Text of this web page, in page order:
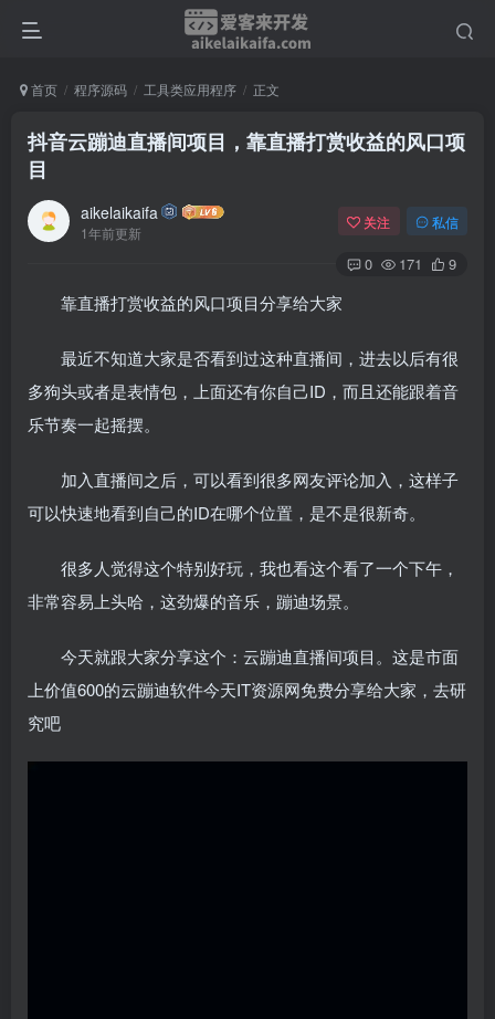
首页 程序源码 工具类应用程序 正文
抖音云蹦迪直播间项目，靠直播打赏收益的风口项
目
aikelaikaifa
1年前更新
关注 私信
0 171 9
靠直播打赏收益的风口项目分享给大家
最近不知道大家是否看到过这种直播间，进去以后有很
多狗头或者是表情包，上面还有你自己ID，而且还能跟着音
乐节奏一起摇摆。
加入直播间之后，可以看到很多网友评论加入，这样子
可以快速地看到自己的ID在哪个位置，是不是很新奇。
很多人觉得这个特别好玩，我也看这个看了一个下午，
非常容易上头哈，这劲爆的音乐，蹦迪场景。
今天就跟大家分享这个：云蹦迪直播间项目。这是市面
上价值600的云蹦迪软件今天IT资源网免费分享给大家，去研
究吧